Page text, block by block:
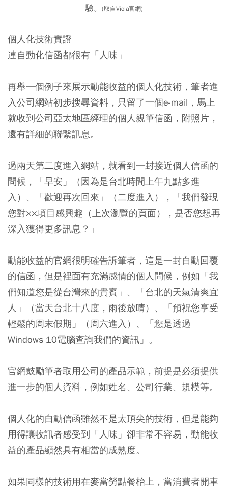
驗。
(取自Viola官網)
個人化技術實證
連自動化信函都很有「人味」
再舉一個例子來展示動能收益的個人化技術，筆者進
入公司網站初步搜尋資料，只留了一個e-mail，馬上
就收到公司亞太地區經理的個人親筆信函，附照片，
還有詳細的聯繫訊息。
過兩天第二度進入網站，就看到一封接近個人信函的
問候，「早安」（因為是台北時間上午九點多進
入）、「歡迎再次回來」（二度進入），「我們發現
您對××項目感興趣（上次瀏覽的頁面），是否您想再
深入獲得更多訊息？」
動能收益的官網很明確告訴筆者，這是一封自動回覆
的信函，但是裡面有充滿感情的個人問候，例如「我
們知道您是從台灣來的貴賓」、「台北的天氣清爽宜
人」（當天台北十八度，雨後放晴）、「預祝您享受
輕鬆的周末假期」（周六進入）、「您是透過
Windows 10電腦查詢我們的資訊」。
官網鼓勵筆者取用公司的產品示範，前提是必須提供
進一步的個人資料，例如姓名、公司行業、規模等。
個人化的自動信函雖然不是太頂尖的技術，但是能夠
用得讓收訊者感受到「人味」卻非常不容易，動能收
益的產品顯然具有相當的成熟度。
如果同樣的技術用在麥當勞點餐枱上，當消費者開車